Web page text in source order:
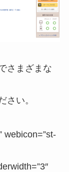
さまざまな
さい。
webicon=”st-